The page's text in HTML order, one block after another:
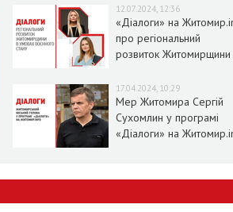
12.07.2024, 12:36
«Діалоги» на
про регіональний
розвиток Житомирщини
17.04.2024, 10:29
Мер Житомира Сергій
Сухомлин у програмі
«Діалоги» на